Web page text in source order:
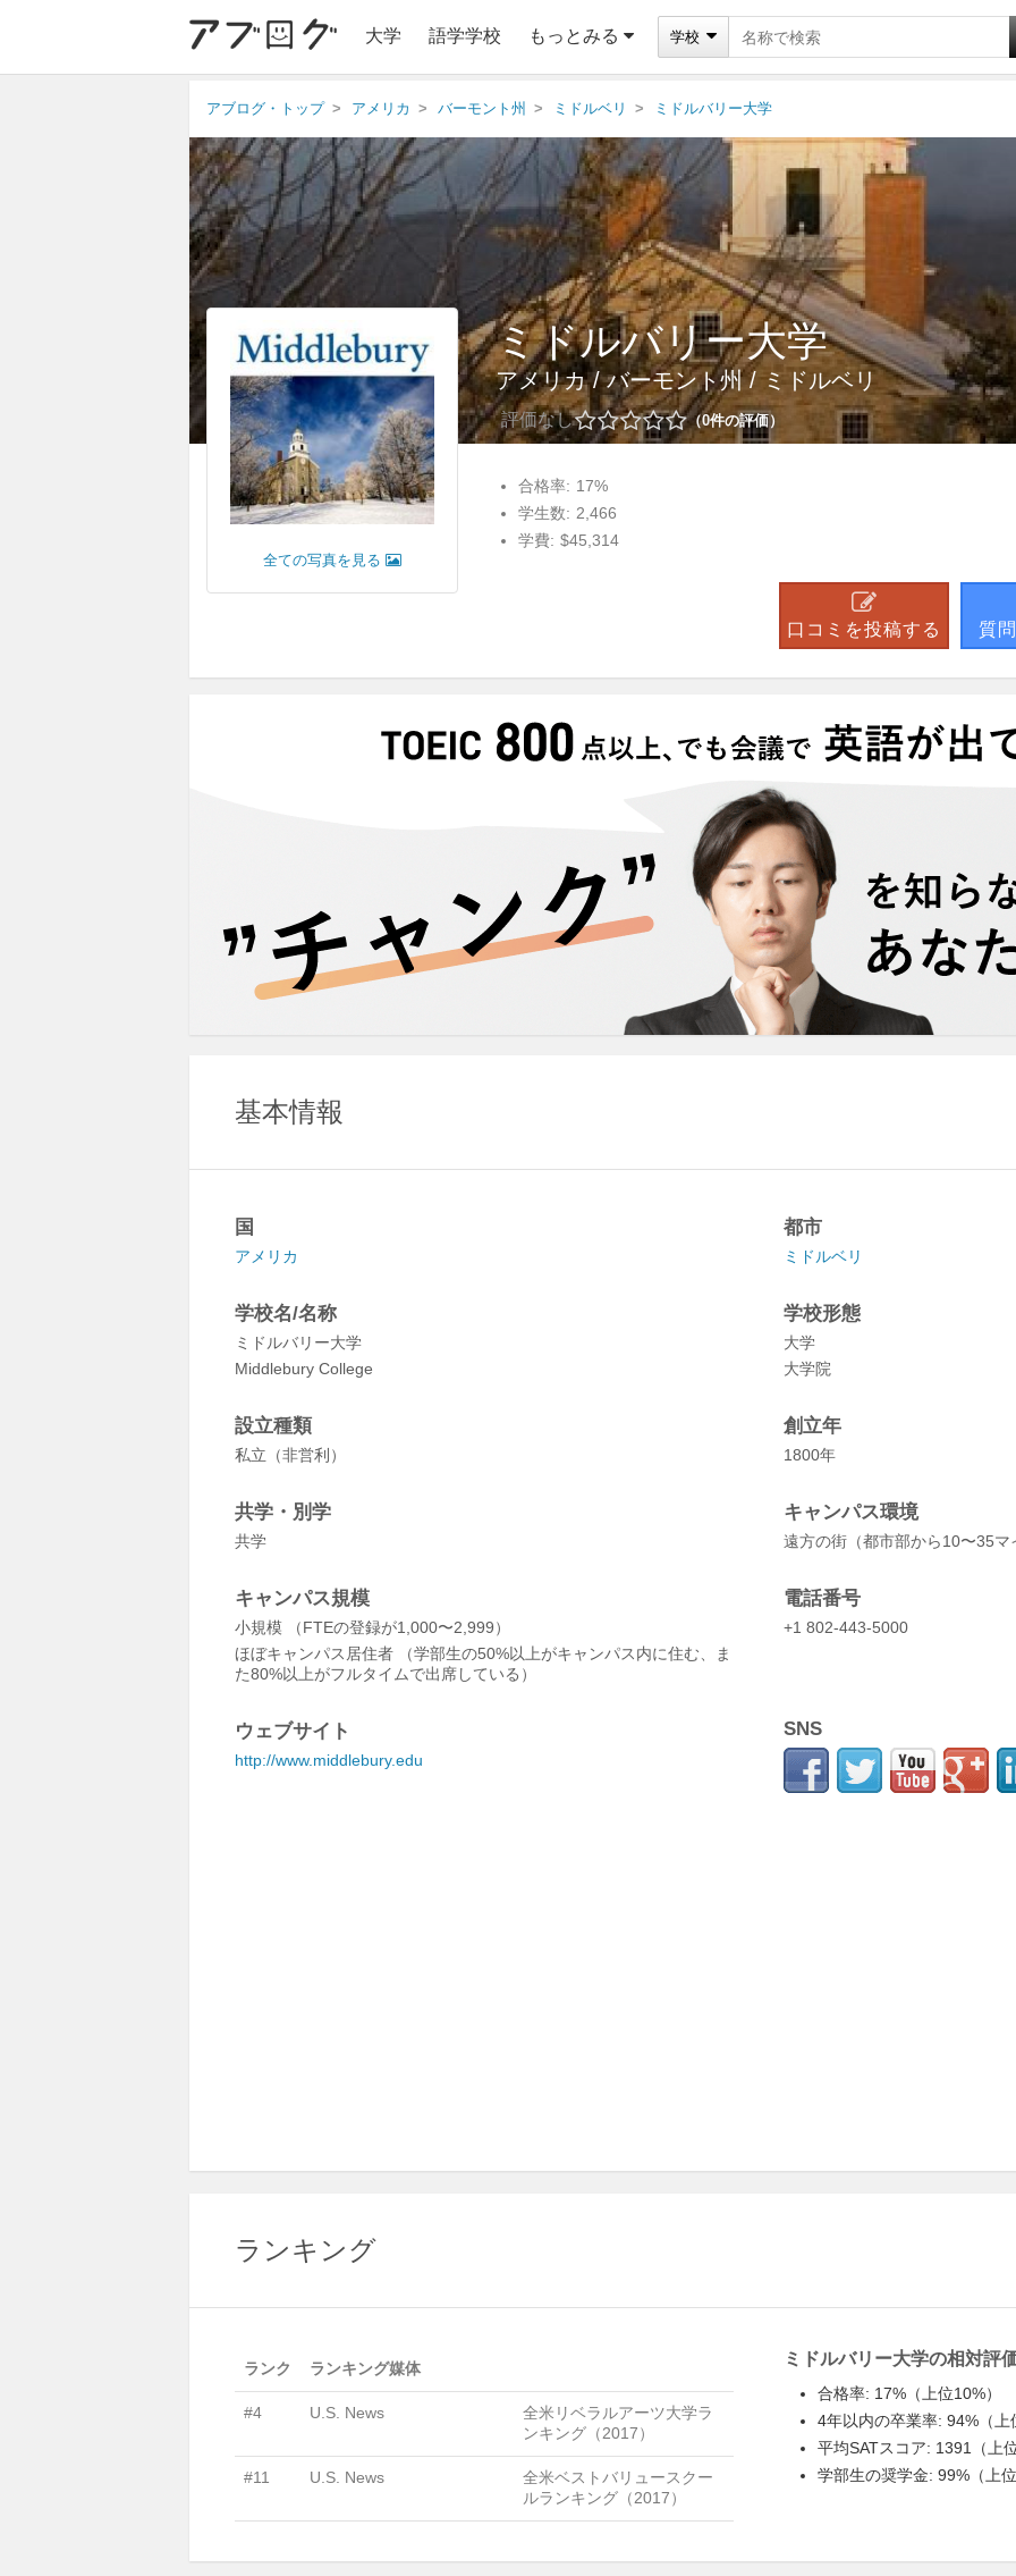
大学 語学学校 もっとみる 学校
アブログ・トップ アメリカ バーモント州 ミドルベリ ミドルバリー大学
全ての写真を見る
ミドルバリー大学
アメリカ/バーモント州/ミドルベリ
評価なし 0件の評価
合格率: 17%
学生数: 2,466
学費: $45,314
口コミを投稿する 質
基本情報
国
アメリカ
都市
ミドルベリ
学校名/名称
ミドルバリー大学
Middlebury College
学校形態
大学
大学院
設立種類
私立（非営利）
創立年
1800年
共学・別学
共学
キャンパス環境
遠方の街（都市部から10〜35
キャンパス規模
小規模 （FTEの登録が1,000〜2,999）
ほぼキャンパス居住者 （学部生の50%以上がキャンパス内に住む、ま
た80%以上がフルタイムで出席している）
電話番号
+1 802-443-5000
ウェブサイト
http://www.middlebury.edu
SNS
ランキング
ランク ランキング媒体
#4 U.S. News
全米リベラルアーツ大学ラ
ンキング（2017）
#11 U.S. News
全米ベストバリュースクー
ルランキング（2017）
ミドルバリー大学の相対評
合格率: 17%（上位10%）
4年以内の卒業率: 94%（上
平均SATスコア: 1391（上
学部生の奨学金: 99%（上